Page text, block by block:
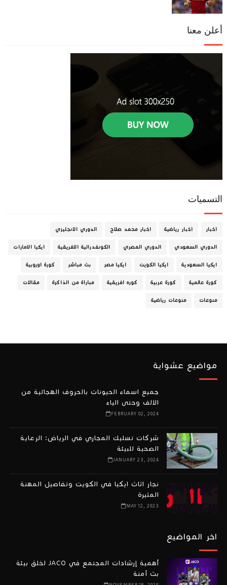
أعلن معنا
التسميات
اخبار اخبار رياضية اخبار محمد صلاح الدوري الانجليزي
الدوري السعودي الدوري المصري الكونفدرالية الافريقية ايكيا الامارات
ايكيا السعودية ايكيا الكويت ايكيا مصر بث مباشر كورة اوروبية
كورة عالمية كورة عربية كوره افريقية مباراة من الذاكرة مقالات
منوعات منوعات رياضية
مواضيع عشواية
جميع اسماء الحيونات بالحروف الهجائية من
الالف وحتى الياء
FEBRUARY 02, 2024
شركات تسليك المجاري في الرياض: الرعاية
الصحية للبيئة
JANUARY 23, 2024
نجار اثاث ايكيا في الكويت وتفاصيل المهنة
المثيرة
MAY 12, 2023
اخر المواضيع
أهمية إرشادات المجتمع في JACO لخلق بيئة
بث آمنة